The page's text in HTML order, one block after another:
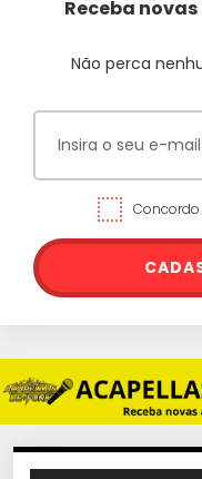
Receba
Não perca
Concordo